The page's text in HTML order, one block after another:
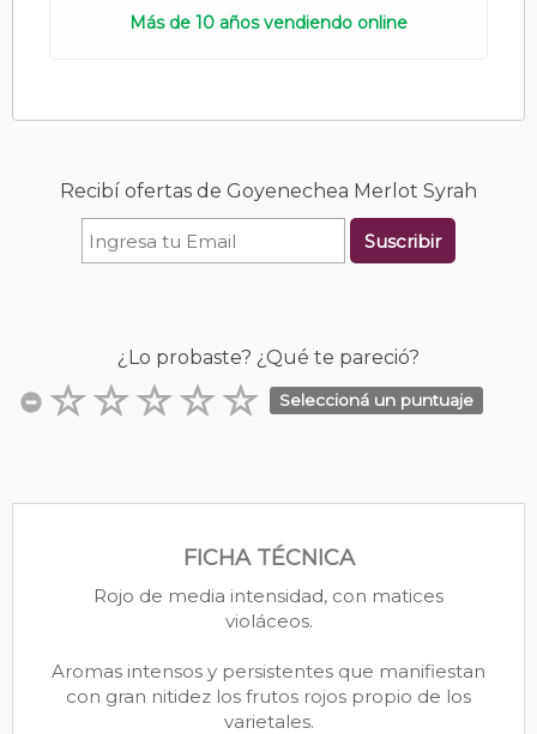
Más de 10 años vendiendo online
Recibí ofertas de Goyenechea Merlot Syrah
Suscribir
¿Lo probaste? ¿Qué te pareció?
Seleccioná un puntuaje
FICHA TÉCNICA
Rojo de media intensidad, con matices
violáceos.
Aromas intensos y persistentes que manifiestan
con gran nitidez los frutos rojos propio de los
varietales.